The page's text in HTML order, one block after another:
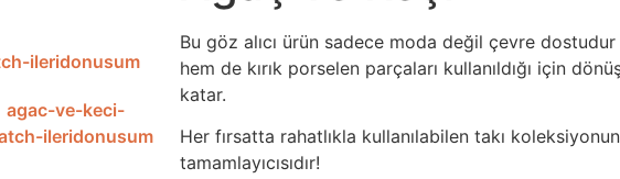
Bu göz alıcı ürün sadece moda değil çevre dostudur
hem de kırık porselen parçaları kullanıldığı için
katar.
Her fırsatta rahatlıkla kullanılabilen takı
tamamlayıcısıdır!